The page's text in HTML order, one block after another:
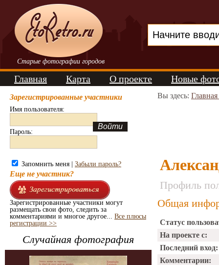
Старые фотографии городов
Главная Карта О проекте Новые
Зарегистрированные участники
Имя пользователя:
Пароль:
Запомнить меня | Забыли пароль?
Еще не участник?
Зарегистрированные участники могут
размещать свои фото, следить за
комментариями и многое другое... Все плюсы
регистрации >>
Случайная фотография
Вы здесь:
Профиль
Общая
Статус
На проекте с:
Последний вход:
Комментарии: